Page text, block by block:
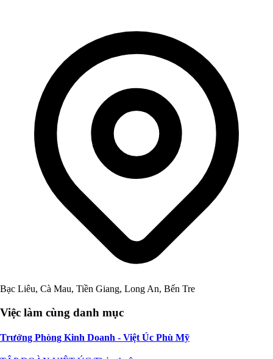
Bạc Liêu, Cà Mau, Tiền Giang, Long An, Bến Tre
Việc làm cùng danh mục
Trưởng Phòng Kinh Doanh - Việt Úc Phù Mỹ